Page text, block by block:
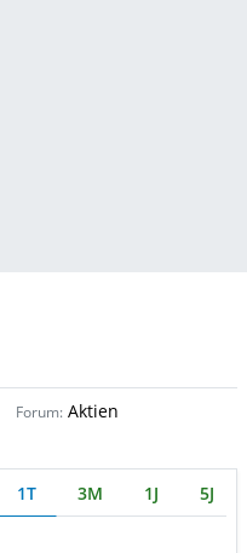
Forum: Aktien
1T 3M 1J 5J